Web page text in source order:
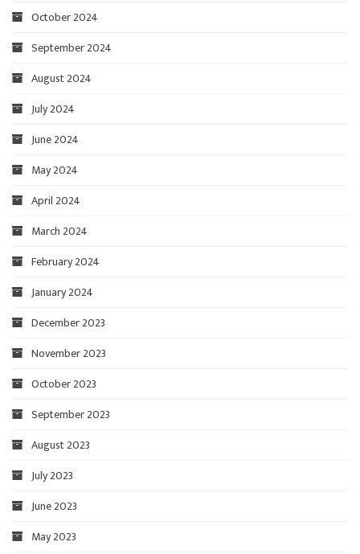
October 2024
September 2024
August 2024
July 2024
June 2024
May 2024
April 2024
March 2024
February 2024
January 2024
December 2023
November 2023
October 2023
September 2023
August 2023
July 2023
June 2023
May 2023